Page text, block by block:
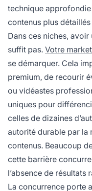
technique
contenus plus
Dans ces niches,
suffit pas. Votre
se démarquer. Cela
premium, de recourir
ou vidéastes
uniques pour
celles de dizaines
autorité durable par la
contenus. Beaucoup
cette barrière
l’absence de résultats
La concurrence porte